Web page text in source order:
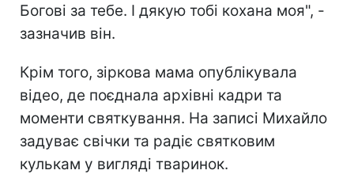
Богові за тебе. І дякую тобі кохана моя", -
зазначив він.
Крім того, зіркова мама опублікувала
відео, де поєднала архівні кадри та
моменти святкування. На записі Михайло
задуває свічки та радіє святковим
кулькам у вигляді тваринок.